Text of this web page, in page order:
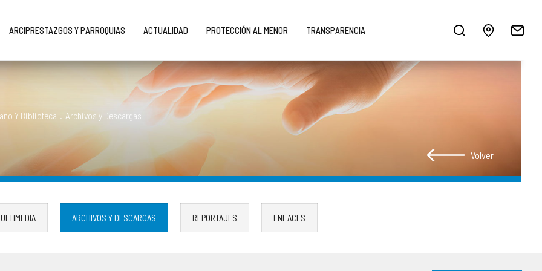
ARCIPRESTAZGOS Y PARROQUIAS ACTUALIDAD PROTECCIÓN AL MENOR TRANSPARENCIA
Y Biblioteca . Archivos y Descargas
Volver
ARCHIVOS Y DESCARGAS REPORTAJES ENLACES